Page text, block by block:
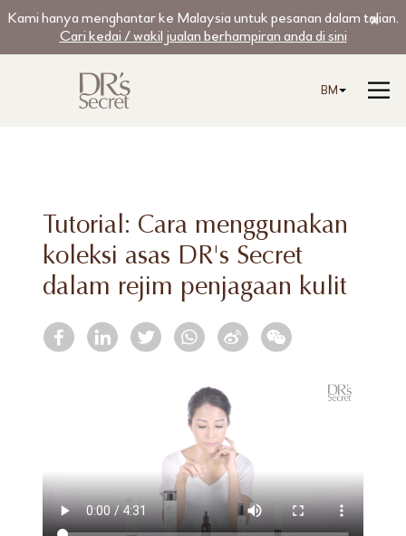
Kami hanya menghantar ke Malaysia untuk pesanan dalam talian.
Cari kedai / wakil jualan berhampiran anda di sini
BM
Tutorial: Cara menggunakan
koleksi asas DR's Secret
dalam rejim penjagaan kulit